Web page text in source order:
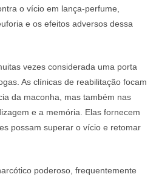
o vício em lança-perfume,
e os efeitos adversos dessa
vezes considerada uma porta
As clínicas de reabilitação focam
da maconha, mas também nas
e a memória. Elas fornecem
possam superar o vício e retomar
poderoso, frequentemente